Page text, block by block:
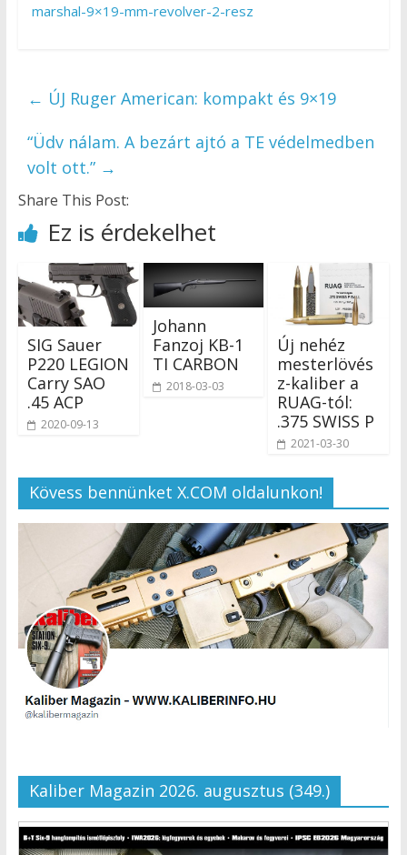
marshal-9×19-mm-revolver-2-resz
← ÚJ Ruger American: kompakt és 9×19
“Üdv nálam. A bezárt ajtó a TE védelmedben
volt ott.” →
Share This Post:
Ez is érdekelhet
SIG Sauer
P220 LEGION
Carry SAO
.45 ACP
2020-09-13
Johann
Fanzoj KB-1
TI CARBON
2018-03-03
Új nehéz
mesterlövés
z-kaliber a
RUAG-tól:
.375 SWISS P
2021-03-30
Kövess bennünket X.COM oldalunkon!
Kaliber Magazin 2026. augusztus (349.)